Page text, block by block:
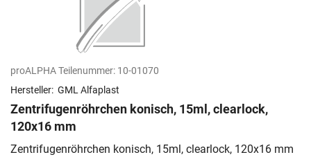
proALPHA Teilenummer: 10-01070
Hersteller: GML Alfaplast
Zentrifugenröhrchen konisch, 15ml, clearlock,
120x16 mm
Zentrifugenröhrchen konisch, 15ml, clearlock, 120x16 mm